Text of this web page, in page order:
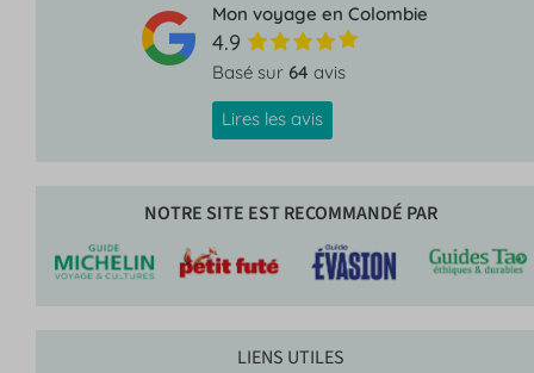
Mon voyage en Colombie
4.9
Basé sur 64 avis
Lires les avis
NOTRE SITE EST RECOMMANDÉ PAR
LIENS UTILES